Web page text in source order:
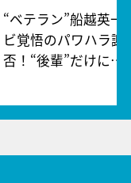
“ベテラン”船越英一
ビ覚悟のパワハラ謝
否！“後輩”だけに…